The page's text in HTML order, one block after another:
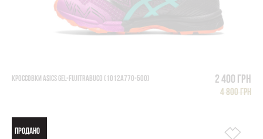
КРОССОВКИ ASICS GEL-FUJITRABUCO (1012A770-500) 2 400 грн
4 800 грн
ПРОДАНО